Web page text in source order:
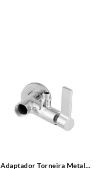
Adaptador Torneira Metal